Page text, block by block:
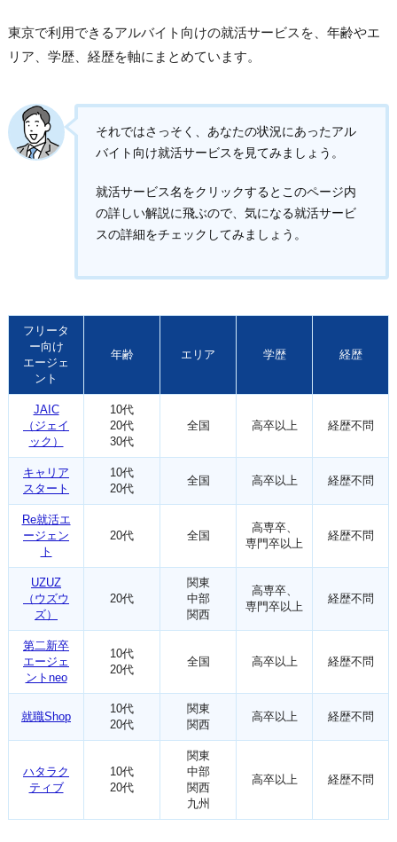
東京で利用できるアルバイト向けの就活サービスを、年齢やエ
リア、学歴、経歴を軸にまとめています。
それではさっそく、あなたの状況にあったアル
バイト向け就活サービスを見てみましょう。
就活サービス名をクリックするとこのページ内
の詳しい解説に飛ぶので、気になる就活サービ
スの詳細をチェックしてみましょう。
フリータ
ー向け
エージェ
ント
年齢 エリア 学歴 経歴
JAIC
（ジェイ
ック）
10代
20代
30代
全国 高卒以上 経歴不問
キャリア
スタート
10代
20代
全国 高卒以上 経歴不問
Re就活エ
ージェン
ト
20代 全国
高専卒、
専門卒以上
経歴不問
UZUZ
（ウズウ
ズ）
20代
関東
中部
関西
高専卒、
専門卒以上
経歴不問
第二新卒
エージェ
ントneo
10代
20代
全国 高卒以上 経歴不問
就職Shop
10代
20代
関東
関西
高卒以上 経歴不問
ハタラク
ティブ
10代
20代
関東
中部
関西
九州
高卒以上 経歴不問